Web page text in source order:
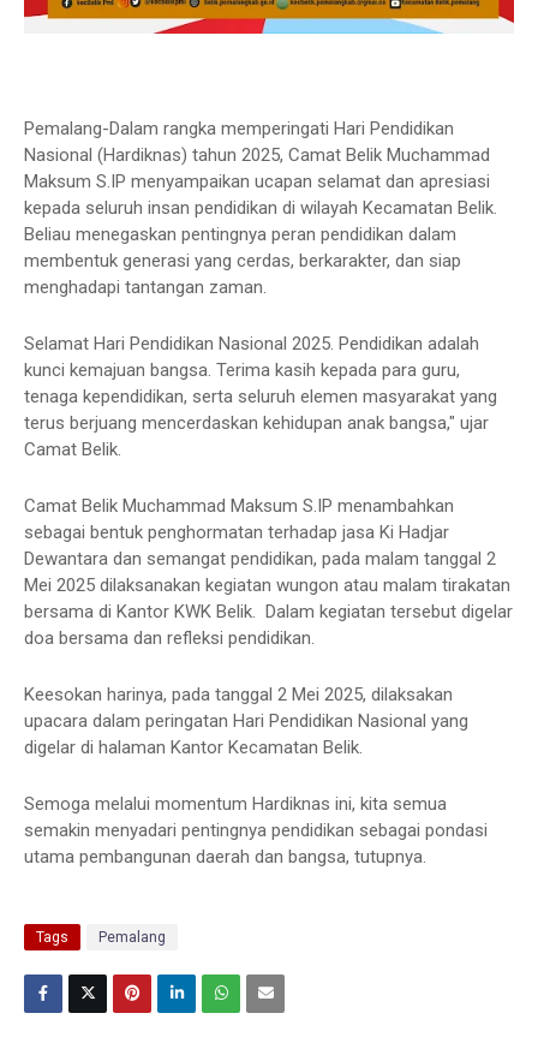
Pemalang-Dalam rangka memperingati Hari Pendidikan
Nasional (Hardiknas) tahun 2025, Camat Belik Muchammad
Maksum S.IP menyampaikan ucapan selamat dan apresiasi
kepada seluruh insan pendidikan di wilayah Kecamatan Belik.
Beliau menegaskan pentingnya peran pendidikan dalam
membentuk generasi yang cerdas, berkarakter, dan siap
menghadapi tantangan zaman.
Selamat Hari Pendidikan Nasional 2025. Pendidikan adalah
kunci kemajuan bangsa. Terima kasih kepada para guru,
tenaga kependidikan, serta seluruh elemen masyarakat yang
terus berjuang mencerdaskan kehidupan anak bangsa," ujar
Camat Belik.
Camat Belik Muchammad Maksum S.IP menambahkan
sebagai bentuk penghormatan terhadap jasa Ki Hadjar
Dewantara dan semangat pendidikan, pada malam tanggal 2
Mei 2025 dilaksanakan kegiatan wungon atau malam tirakatan
bersama di Kantor KWK Belik. Dalam kegiatan tersebut digelar
doa bersama dan refleksi pendidikan.
Keesokan harinya, pada tanggal 2 Mei 2025, dilaksakan
upacara dalam peringatan Hari Pendidikan Nasional yang
digelar di halaman Kantor Kecamatan Belik.
Semoga melalui momentum Hardiknas ini, kita semua
semakin menyadari pentingnya pendidikan sebagai pondasi
utama pembangunan daerah dan bangsa, tutupnya.
Tags Pemalang